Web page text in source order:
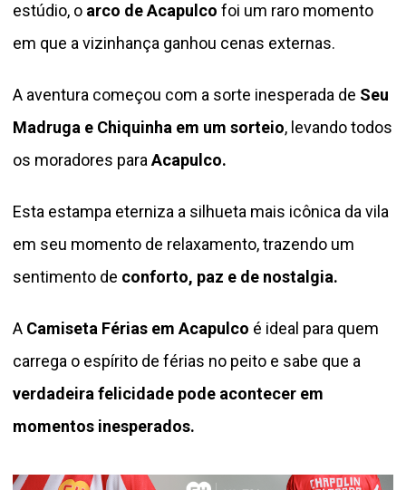
estúdio, o arco de Acapulco foi um raro momento
em que a vizinhança ganhou cenas externas.
A aventura começou com a sorte inesperada de Seu
Madruga e Chiquinha em um sorteio, levando todos
os moradores paraAcapulco.
Esta estampa eterniza a silhueta mais icônica da vila
em seu momento de relaxamento, trazendo um
sentimento de conforto, paz e de nostalgia.
A Camiseta Férias em Acapulco é ideal para quem
carrega o espírito de férias no peito e sabe que a
verdadeira felicidade pode acontecer em
momentos inesperados.